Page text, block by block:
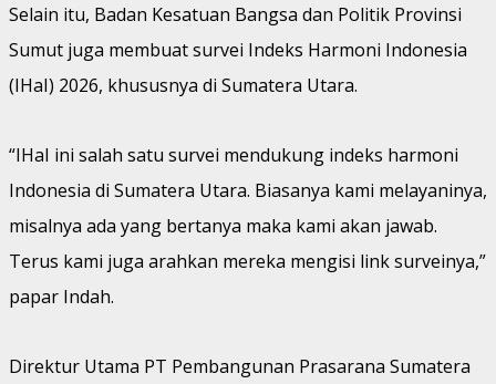
Selain itu, Badan Kesatuan Bangsa dan Politik Provinsi
Sumut juga membuat survei Indeks Harmoni Indonesia
(IHaI) 2026, khususnya di Sumatera Utara.
“IHaI ini salah satu survei mendukung indeks harmoni
Indonesia di Sumatera Utara. Biasanya kami melayaninya,
misalnya ada yang bertanya maka kami akan jawab.
Terus kami juga arahkan mereka mengisi link surveinya,”
papar Indah.
Direktur Utama PT Pembangunan Prasarana Sumatera